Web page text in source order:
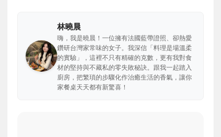
林曉晨
嗨，我是曉晨！一位擁有法國藍帶證照、卻熱愛
鑽研台灣家常味的女子。我深信「料理是場溫柔
的實驗」，這裡不只有精確的克數，更有我對食
材的堅持與不藏私的零失敗秘訣。跟我一起踏入
廚房，把繁瑣的步驟化作治癒生活的香氣，讓你
家餐桌天天都有新驚喜！